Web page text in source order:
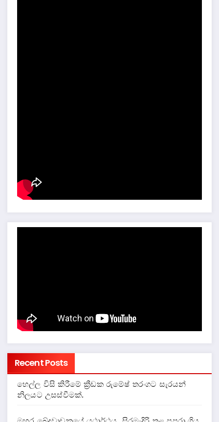
Recent Posts
හෙල්ල විසි කිරීමේ ක්‍රීඩක රුමේෂ් තරංගට සැරයන්
නිලයට උසස්වීමක්.